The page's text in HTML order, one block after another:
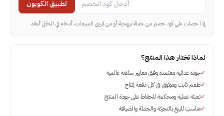
تطبيق الكوبون
إذا حصلت على كود خصم من حملة ترويجية أو من فريق المبيعات، أدخله في الحقل أعلاه.
لماذا تختار هذا المنتج؟
✓جودة غذائية معتمدة وفق معايير سلامة عالمية
✓طعم ثابت وموثوق في كل دفعة إنتاج
✓تعبئة عملية ومحكمة للحفاظ على جودة المنتج
✓مناسب للبيع بالتجزئة والجملة والضيافة